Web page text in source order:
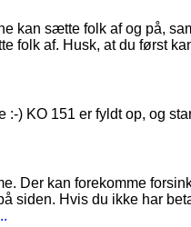
kan sætte folk af og på,
folk af. Husk, at du først
) KO 151 er fyldt op, og
Der kan forekomme
siden. Hvis du ikke har